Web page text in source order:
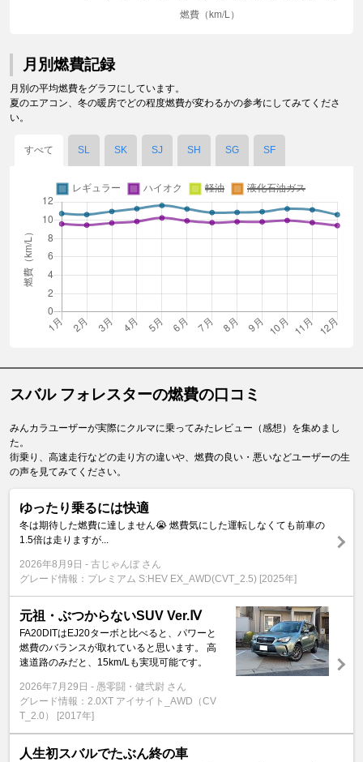
月別燃費記録
月別の平均燃費をグラフにしています。
夏のエアコン、冬の暖房でどの程度燃費が変わるかの参考にしてみてくださ
い。
すべて SL SK SJ SH SG SF
スバル フォレスターの燃費の口コミ
みんカラユーザーが実際にクルマに乗ってみたレビュー（感想）を集めまし
た。
街乗り、高速走行などの走り方の違いや、燃費の良い・悪いなどユーザーの生
の声を見てみてください。
ゆったり乗るには快適
冬は期待した燃費に達しません😭 燃費気にした運転しなくても前車の
1.5倍は走りますが...
2026年8月9日
古じゃんぼ さん
グレード情報：プレミアム S:HEV EX_AWD(CVT_2.5) [2025年]
元祖・ぶつからないSUV Ver.Ⅳ
FA20DITはEJ20ターボと比べると、パワーと
燃費のバランスが取れていると思います。 高
速道路のみだと、15km/Lも実現可能です。
2026年7月29日
愚零闘・健弐尉 さん
グレード情報：2.0XT アイサイト_AWD（CV
T_2.0） [2017年]
人生初スバルでたぶん終の車